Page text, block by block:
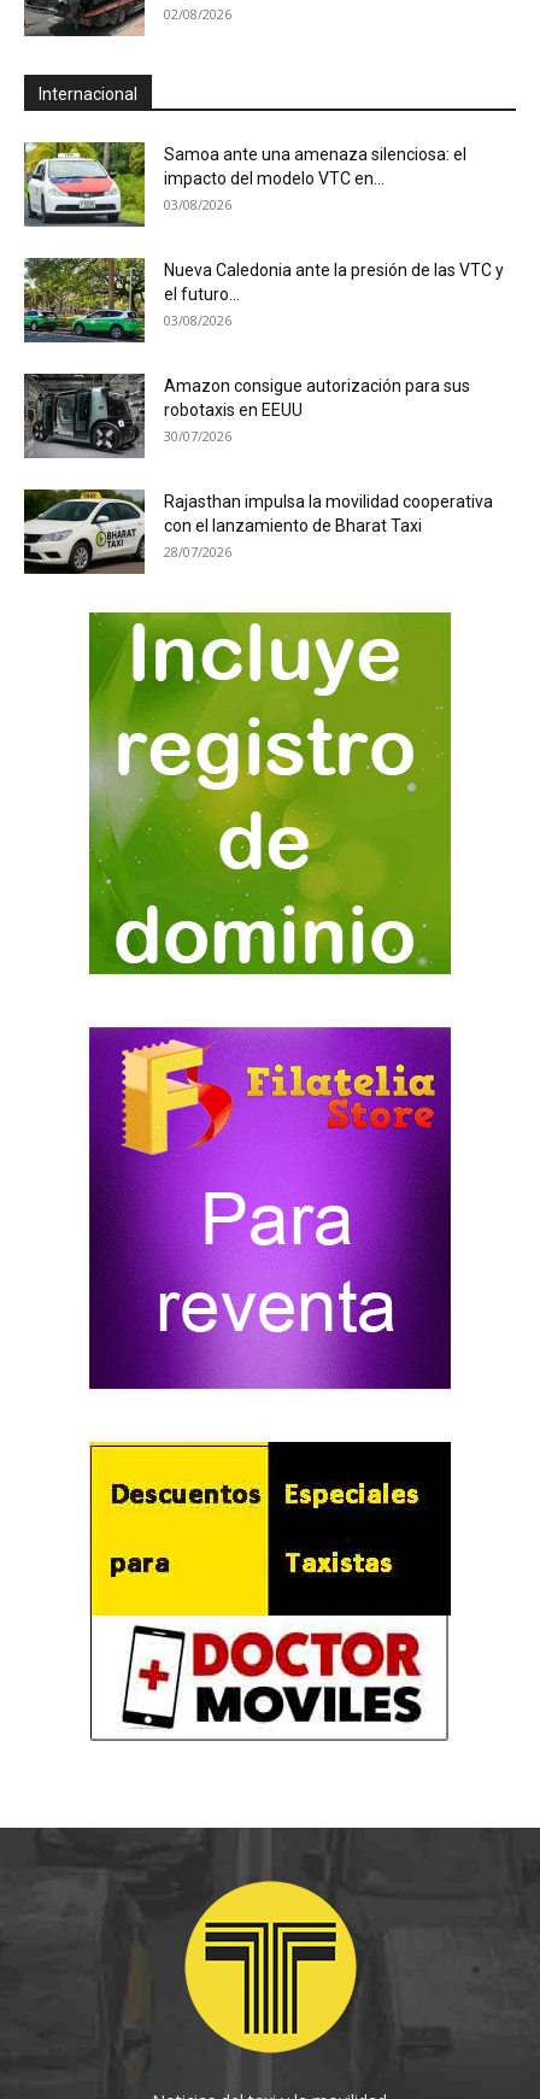
02/08/2026
Internacional
Samoa ante una amenaza silenciosa: el
impacto del modelo VTC en...
03/08/2026
Nueva Caledonia ante la presión de las VTC y
el futuro...
03/08/2026
Amazon consigue autorización para sus
robotaxis en EEUU
30/07/2026
Rajasthan impulsa la movilidad cooperativa
con el lanzamiento de Bharat Taxi
28/07/2026